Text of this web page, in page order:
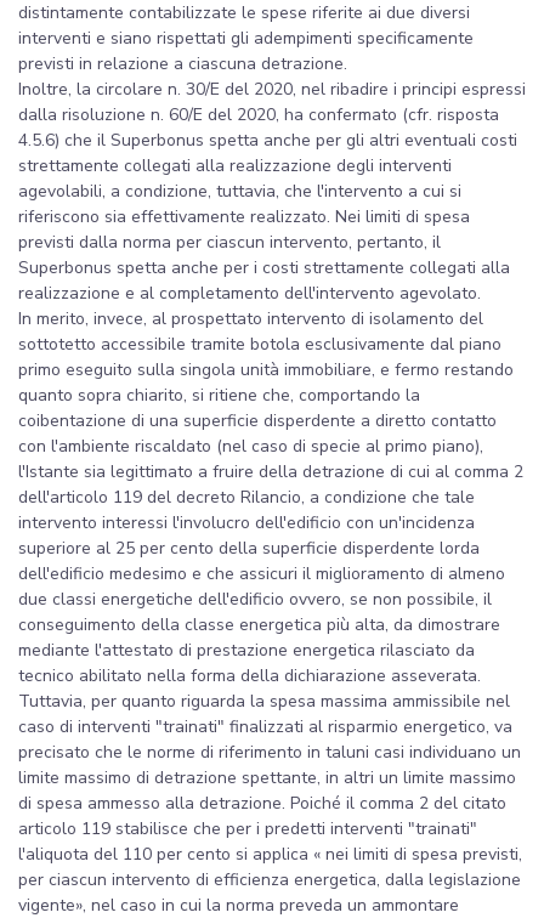
distintamente contabilizzate le spese riferite ai due diversi
interventi e siano rispettati gli adempimenti specificamente
previsti in relazione a ciascuna detrazione.
Inoltre, la circolare n. 30/E del 2020, nel ribadire i principi espressi
dalla risoluzione n. 60/E del 2020, ha confermato (cfr. risposta
4.5.6) che il Superbonus spetta anche per gli altri eventuali costi
strettamente collegati alla realizzazione degli interventi
agevolabili, a condizione, tuttavia, che l'intervento a cui si
riferiscono sia effettivamente realizzato. Nei limiti di spesa
previsti dalla norma per ciascun intervento, pertanto, il
Superbonus spetta anche per i costi strettamente collegati alla
realizzazione e al completamento dell'intervento agevolato.
In merito, invece, al prospettato intervento di isolamento del
sottotetto accessibile tramite botola esclusivamente dal piano
primo eseguito sulla singola unità immobiliare, e fermo restando
quanto sopra chiarito, si ritiene che, comportando la
coibentazione di una superficie disperdente a diretto contatto
con l'ambiente riscaldato (nel caso di specie al primo piano),
l'Istante sia legittimato a fruire della detrazione di cui al comma 2
dell'articolo 119 del decreto Rilancio, a condizione che tale
intervento interessi l'involucro dell'edificio con un'incidenza
superiore al 25 per cento della superficie disperdente lorda
dell'edificio medesimo e che assicuri il miglioramento di almeno
due classi energetiche dell'edificio ovvero, se non possibile, il
conseguimento della classe energetica più alta, da dimostrare
mediante l'attestato di prestazione energetica rilasciato da
tecnico abilitato nella forma della dichiarazione asseverata.
Tuttavia, per quanto riguarda la spesa massima ammissibile nel
caso di interventi "trainati" finalizzati al risparmio energetico, va
precisato che le norme di riferimento in taluni casi individuano un
limite massimo di detrazione spettante, in altri un limite massimo
di spesa ammesso alla detrazione. Poiché il comma 2 del citato
articolo 119 stabilisce che per i predetti interventi "trainati"
l'aliquota del 110 per cento si applica « nei limiti di spesa previsti,
per ciascun intervento di efficienza energetica, dalla legislazione
vigente», nel caso in cui la norma preveda un ammontare